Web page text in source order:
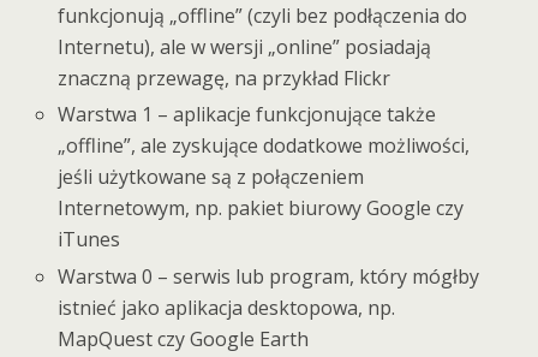
funkcjonują „offline” (czyli bez podłączenia do
Internetu), ale w wersji „online” posiadają
znaczną przewagę, na przykład Flickr
Warstwa 1 – aplikacje funkcjonujące także
„offline”, ale zyskujące dodatkowe możliwości,
jeśli użytkowane są z połączeniem
Internetowym, np. pakiet biurowy Google czy
iTunes
Warstwa 0 – serwis lub program, który mógłby
istnieć jako aplikacja desktopowa, np.
MapQuest czy Google Earth